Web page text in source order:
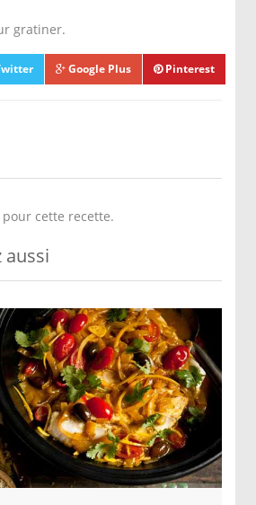
gratiner.
Google Plus Pinterest
cette recette.
aussi